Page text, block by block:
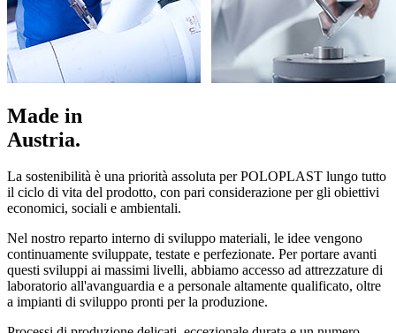
Made in
Austria.
La sostenibilità è una priorità assoluta per POLOPLAST lungo tutto
il ciclo di vita del prodotto, con pari considerazione per gli obiettivi
economici, sociali e ambientali.
Nel nostro reparto interno di sviluppo materiali, le idee vengono
continuamente sviluppate, testate e perfezionate. Per portare avanti
questi sviluppi ai massimi livelli, abbiamo accesso ad attrezzature di
laboratorio all'avanguardia e a personale altamente qualificato, oltre
a impianti di sviluppo pronti per la produzione.